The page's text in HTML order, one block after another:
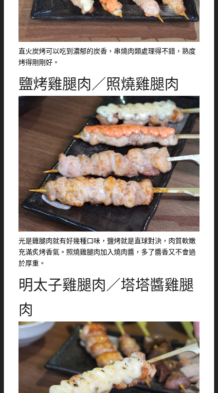
直火炭烤可以吃到濃郁的炭香，串燒肉類處理得不錯，熟度
烤得剛剛好。
鹽烤雞腿肉／照燒雞腿肉
光是雞腿肉就有好幾種口味，鹽烤就是直球對決，肉質軟嫩
充滿炙烤香氣。照燒雞腿肉加入燒肉醬，多了醬香又不會過
於厚重。
明太子雞腿肉／塔塔醬雞腿
肉